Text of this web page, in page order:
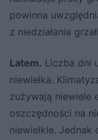
powinna
z niedziałania
Latem. Liczba dni
niewielka.
zużywają niewiele
oszczędności na
niewielkie. Jednak